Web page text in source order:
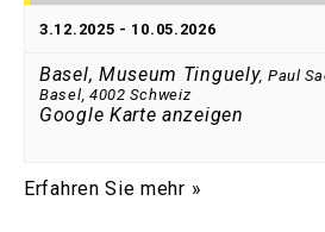
3.12.2025 - 10.05.2026
Basel, Museum Tinguely, Paul
Basel, 4002 Schweiz
Google Karte anzeigen
Erfahren Sie mehr »